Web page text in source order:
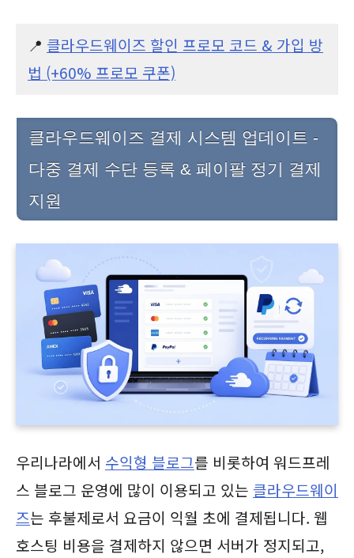
📍 클라우드웨이즈 할인 프로모 코드 & 가입 방
법 (+60% 프로모 쿠폰)
클라우드웨이즈 결제 시스템 업데이트 -
다중 결제 수단 등록 & 페이팔 정기 결제
지원
우리나라에서 수익형 블로그를 비롯하여 워드프레
스 블로그 운영에 많이 이용되고 있는 클라우드웨이
즈는 후불제로서 요금이 익월 초에 결제됩니다. 웹
호스팅 비용을 결제하지 않으면 서버가 정지되고,